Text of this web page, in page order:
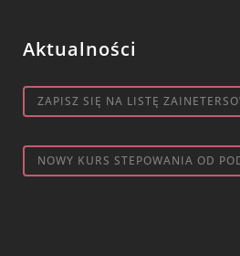
Aktualności
ZAPISZ SIĘ NA LISTĘ
NOWY KURS STEPOWANIA OD